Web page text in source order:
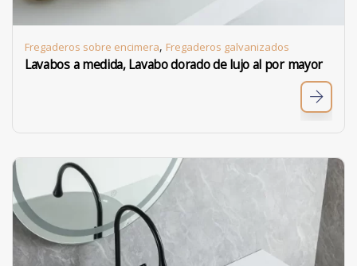
Fregaderos sobre encimera, Fregaderos galvanizados
Lavabos a medida, Lavabo dorado de lujo al por mayor